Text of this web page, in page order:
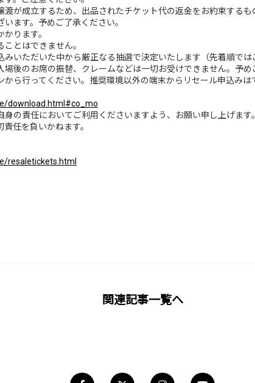
が成立するため、出品されたチケット代の返金をお約束するも
ます。予めご了承ください。
ります。
とはできません。
いただいた中から厳正なる抽選で決定いたします（先着順では
後のお席の振替、クレームなどは一切お受けできません。予め
ら行ってください。推奨環境以外の端末からリセール申込みは
download.html#co_mo
の責任においてご利用くださいますよう、お願い申し上げま
任を負いかねます。
resaletickets.html
関連記事一覧へ